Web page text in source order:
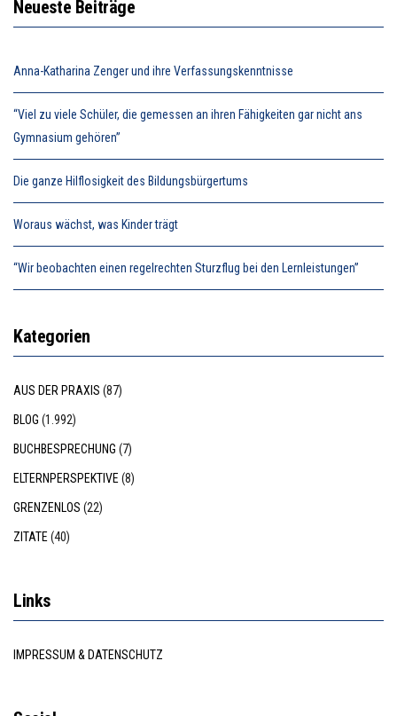
Neueste Beiträge
Anna-Katharina Zenger und ihre Verfassungskenntnisse
“Viel zu viele Schüler, die gemessen an ihren Fähigkeiten gar nicht ans
Gymnasium gehören”
Die ganze Hilflosigkeit des Bildungsbürgertums
Woraus wächst, was Kinder trägt
“Wir beobachten einen regelrechten Sturzflug bei den Lernleistungen”
Kategorien
AUS DER PRAXIS (87)
BLOG (1.992)
BUCHBESPRECHUNG (7)
ELTERNPERSPEKTIVE (8)
GRENZENLOS (22)
ZITATE (40)
Links
IMPRESSUM & DATENSCHUTZ